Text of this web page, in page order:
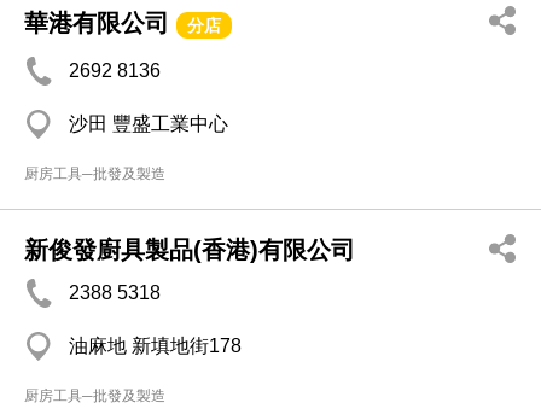
華港有限公司 分店
2692 8136
沙田 豐盛工業中心
厨房工具─批發及製造
新俊發廚具製品(香港)有限公司
2388 5318
油麻地 新填地街178
厨房工具─批發及製造